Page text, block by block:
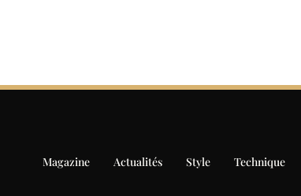
Magazine Actualités Style Technique